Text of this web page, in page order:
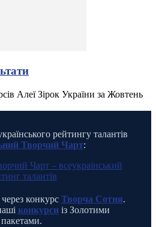
Алеї Зірок України за Жовтень
рейтингу талантів
Творчий Чарт:
конкурс Творча Сотня.
конкурсиіз Золотими
пакетами.